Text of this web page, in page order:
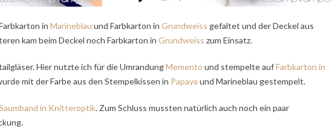
in Marineblau und Farbkarton in Grundweiss gefaltet und der Deckel aus
kam beim Deckel noch Farbkarton in Grundweiss zum Einsatz.
Hier nutzte ich für die UmrandungMemento und stempelte aufFarbkarton in
mit der Farbe aus den Stempelkissen in Papaya und Marineblau gestempelt.
in Knitteroptik. Zum Schluss mussten natürlich auch noch ein paar